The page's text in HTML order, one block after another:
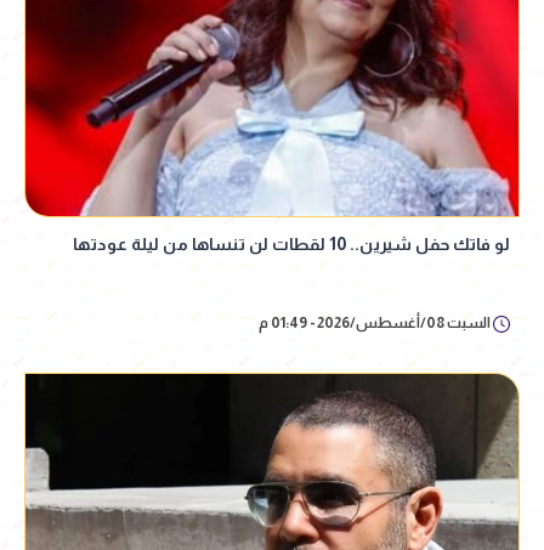
لو فاتك حفل شيرين.. 10 لقطات لن تنساها من ليلة عودتها
السبت 08/أغسطس/2026 - 01:49 م